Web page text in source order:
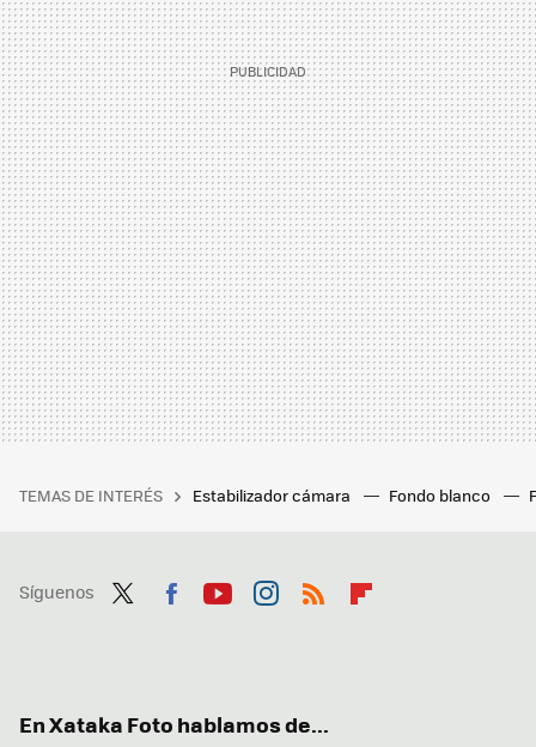
TEMAS DE INTERÉS Estabilizador cámara Fondo blanco
Síguenos
En Xataka Foto hablamos de...